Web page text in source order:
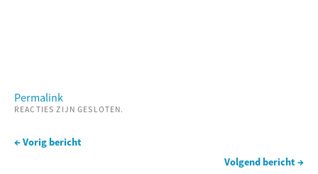
Permalink
REACTIES ZIJN GESLOTEN.
← Vorig bericht
Volgend bericht →